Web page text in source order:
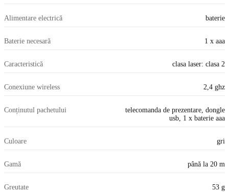
Alimentare electrică baterie
Baterie necesară 1 x aaa
Caracteristică clasa laser: clasa 2
Conexiune wireless 2,4 ghz
Conținutul pachetului
telecomanda de prezentare, dongle
usb, 1 x baterie aaa
Culoare gri
Gamă până la 20 m
Greutate 53 g